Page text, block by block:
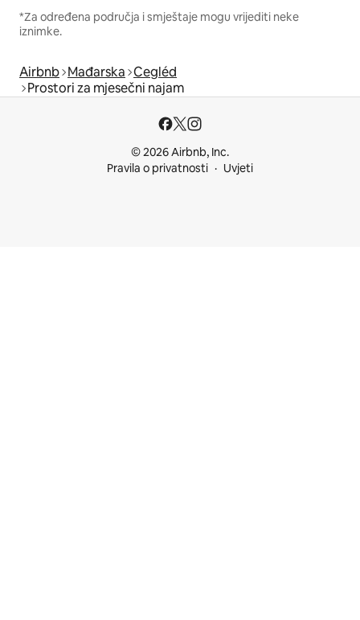
*Za određena područja i smještaje mogu vrijediti neke
iznimke.
Airbnb Mađarska Cegléd
Prostori za mjesečni najam
© 2026 Airbnb, Inc.
Pravila o privatnosti
Uvjeti